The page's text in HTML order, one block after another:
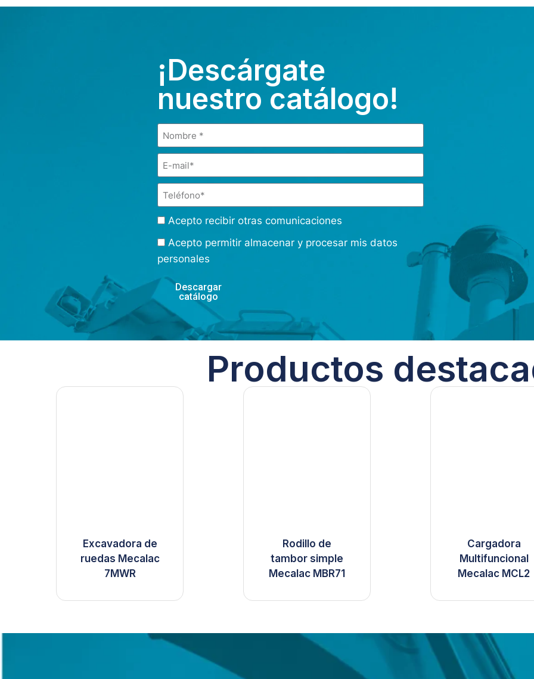
¡Descárgate
nuestro catálogo!
Acepto recibir otras comunicaciones
Acepto permitir almacenar y procesar mis datos
personales
Descargar
catálogo
Productos
Excavadora de
ruedas Mecalac
7MWR
Rodillo de
tambor simple
Mecalac MBR71
Cargadora
Multifuncional
Mecalac MCL2